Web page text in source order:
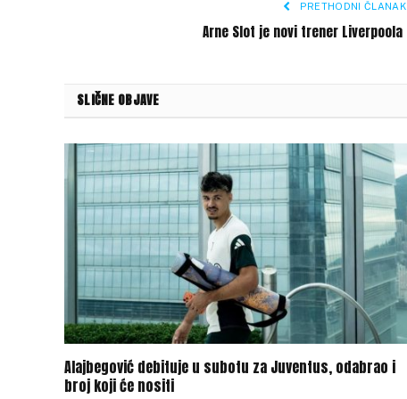
PRETHODNI ČLANAK
Arne Slot je novi trener Liverpoola
SLIČNE OBJAVE
Alajbegović debituje u subotu za Juventus, odabrao i
broj koji će nositi